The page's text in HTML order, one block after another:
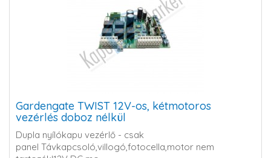
Gardengate TWIST 12V-os, kétmotoros
vezérlés doboz nélkül
Dupla nyílókapu vezérlő - csak
panel Távkapcsoló,villogó,fotocella,motor nem